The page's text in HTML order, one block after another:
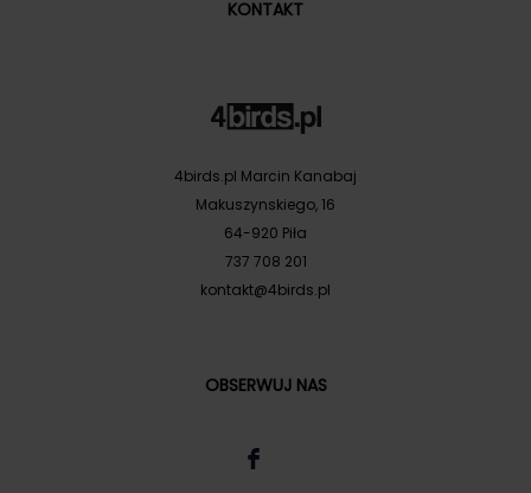
KONTAKT
4birds.pl Marcin Kanabaj
Makuszynskiego, 16
64-920 Piła
737 708 201
kontakt@4birds.pl
OBSERWUJ NAS